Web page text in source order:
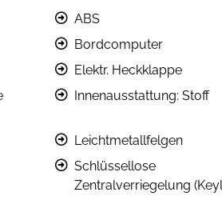
ABS
Bordcomputer
Elektr. Heckklappe
Innenausstattung: Stoff
Leichtmetallfelgen
Schlüssellose
Zentralverriegelung